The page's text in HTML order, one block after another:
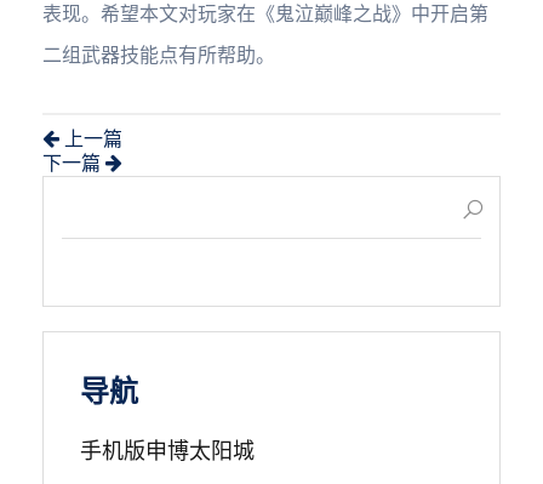
表现。希望本文对玩家在《鬼泣巅峰之战》中开启第
二组武器技能点有所帮助。
上一篇
下一篇
导航
手机版申博太阳城